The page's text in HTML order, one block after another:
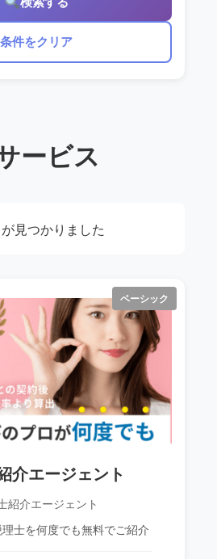
条件をクリア
ービス
見つかりました
ベーシック
介エージェント
紹介エージェント
士を何度でも無料でご紹介